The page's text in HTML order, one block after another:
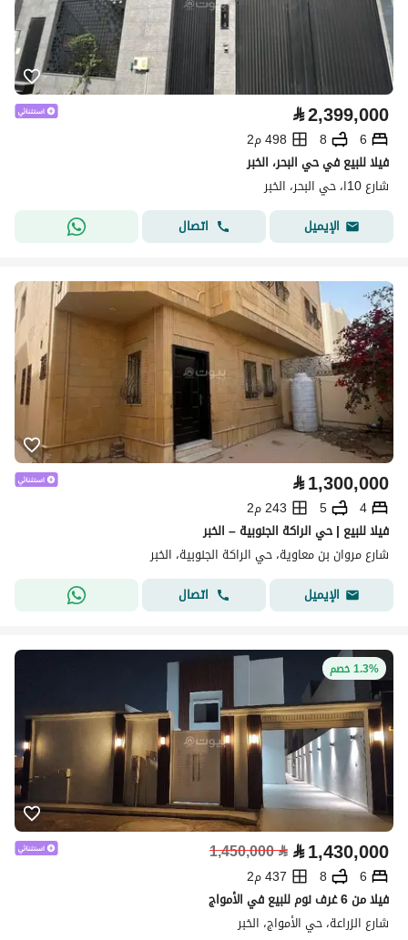
⃁2,399,000
6
8
498 م2
فيلا للبيع في حي البحر، الخبر
شارع 10ا، حي البحر، الخبر
الإيميل
اتصال
⃁1,300,000
4
5
243 م2
فيلا للبيع | حي الراكة الجنوبية – الخبر
شارع مروان بن معاوية، حي الراكة الجنوبية، الخبر
الإيميل
اتصال
1.3% خصم
⃁1,430,000
⃁
1,450,000
6
8
437 م2
فيلا من 6 غرف نوم للبيع في الأمواج
شارع الزراعة، حي الأمواج، الخبر